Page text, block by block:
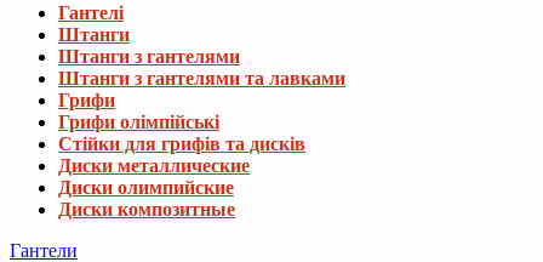
Гантелі
Штанги
Штанги з гантелями
Штанги з гантелями та лавками
Грифи
Грифи олімпійські
Стійки для грифів та дисків
Диски металлические
Диски олимпийские
Диски композитные
Гантели